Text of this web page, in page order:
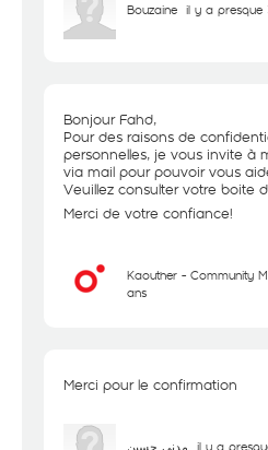
Bouzaine il y a presque
Bonjour Fahd,
Pour des raisons de
personnelles, je vous invite à
via mail pour pouvoir vous
Veuillez consulter votre boite
Merci de votre confiance!
Kaouther - Community
ans
Merci pour le confirmation
مدني حسين il y a